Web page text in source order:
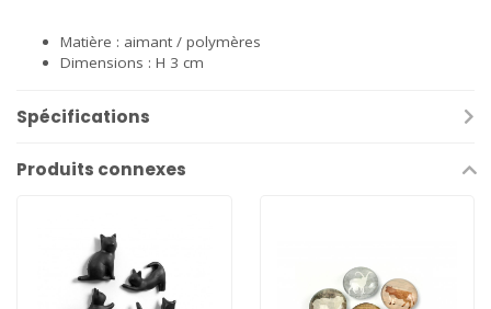
Matière : aimant / polymères
Dimensions : H 3 cm
Spécifications
Produits connexes